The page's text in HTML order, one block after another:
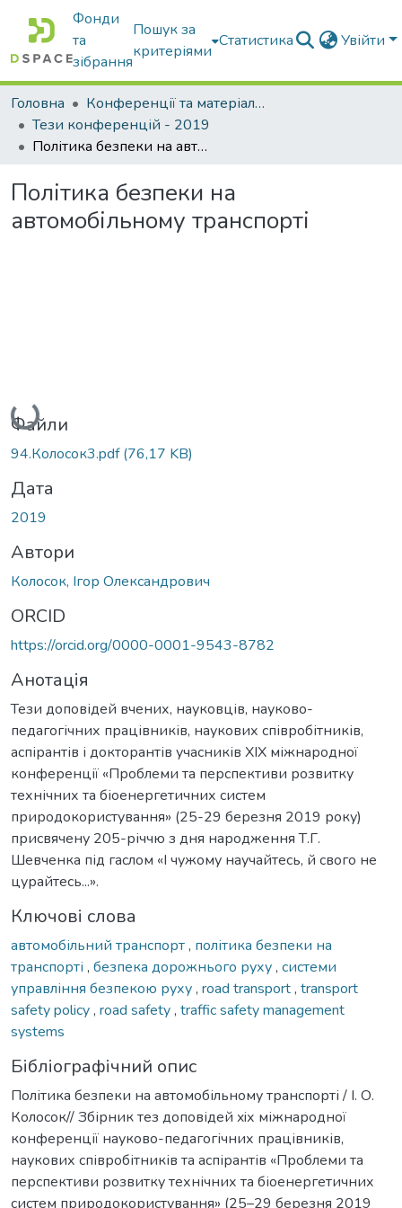
Фонди
та
зібрання
Пошук за
критеріями
Статистика Увійти
Головна
Конференції та матеріали конференцій
Тези конференцій - 2019
Політика безпеки на автомобільному транспорті
Політика безпеки на
автомобільному транспорті
Вантажиться...
Файли
94.Колосок3.pdf(76,17 KB)
Дата
2019
Автори
Колосок, Ігор Олександрович
ORCID
https://orcid.org/0000-0001-9543-8782
Анотація
Тези доповідей вчених, науковців, науково-
педагогічних працівників, наукових співробітників,
аспірантів і докторантів учасників XIX міжнародної
конференції «Проблеми та перспективи розвитку
технічних та біоенергетичних систем
природокористування» (25-29 березня 2019 року)
присвячену 205-річчю з дня народження Т.Г.
Шевченка під гаслом «І чужому научайтесь, й свого не
цурайтесь...».
Ключові слова
автомобільний транспорт, політика безпеки на
транспорті , безпека дорожнього руху, системи
управління безпекою руху, road transport, transport
safety policy, road safety, traffic safety management
systems
Бібліографічний опис
Політика безпеки на автомобільному транспорті / І. О.
Колосок// Збірник тез доповідей xiх міжнародної
конференції науково-педагогічних працівників,
наукових співробітників та аспірантів «Проблеми та
перспективи розвитку технічних та біоенергетичних
систем природокористування» (25–29 березня 2019